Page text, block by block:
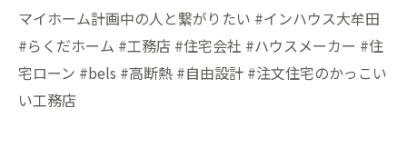
マイホーム計画中の人と繋がりたい #インハウス大牟田
#らくだホーム #工務店 #住宅会社 #ハウスメーカー #住
宅ローン #bels #高断熱 #自由設計 #注文住宅のかっこい
い工務店